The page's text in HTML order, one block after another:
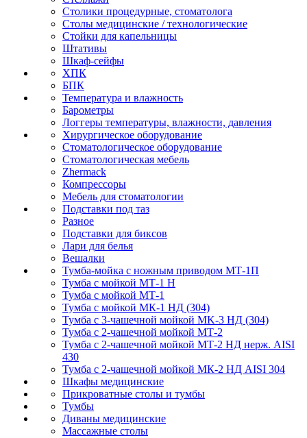
Столики процедурные, стоматолога
Столы медицинские / технологические
Стойки для капельницы
Штативы
Шкаф-сейфы
ХПК
БПК
Температура и влажность
Барометры
Логгеры температуры, влажности, давления
Хирургическое оборудование
Стоматологическое оборудование
Стоматологическая мебель
Zhermack
Компрессоры
Мебель для стоматологии
Подставки под таз
Разное
Подставки для биксов
Лари для белья
Вешалки
Тумба-мойка с ножным приводом МТ-1П
Тумба с мойкой МТ-1 Н
Тумба с мойкой МТ-1
Тумба с мойкой МК-1 НД (304)
Тумба с 3-чашечной мойкой МK-3 НД (304)
Тумба с 2-чашечной мойкой МТ-2
Тумба с 2-чашечной мойкой МТ-2 НД нерж. AISI
430
Тумба с 2-чашечной мойкой МК-2 НД AISI 304
Шкафы медицинские
Прикроватные столы и тумбы
Тумбы
Диваны медицинские
Массажные столы